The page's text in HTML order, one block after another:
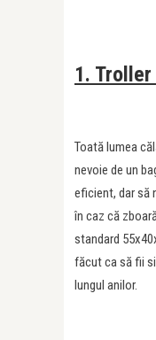
1.
Toată lumea
nevoie de un
eficient, dar să
în caz că
standard
făcut ca să fii
lungul anilor.